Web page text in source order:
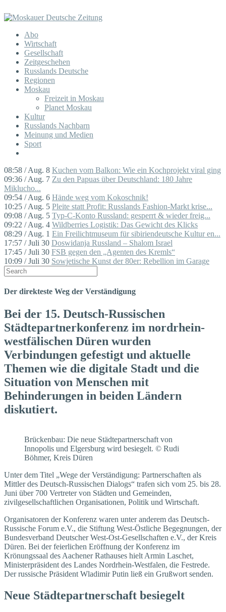
Abo
Wirtschaft
Gesellschaft
Zeitgeschehen
Russlands Deutsche
Regionen
Moskau
Freizeit in Moskau
Planet Moskau
Kultur
Russlands Nachbarn
Meinung und Medien
Sport
08:58 / Aug. 8 Kuchen vom Balkon: Wie ein Kochprojekt viral ging
09:36 / Aug. 7 Zu den Papuas über Deutschland: 180 Jahre
Miklucho...
09:54 / Aug. 6 Hände weg vom Kokoschnik!
10:25 / Aug. 5 Pleite statt Profit: Russlands Fashion-Markt krise...
09:08 / Aug. 5 Typ-C-Konto Russland: gesperrt & wieder freig...
09:22 / Aug. 4 Wildberries Logistik: Das Gewicht des Klicks
08:29 / Aug. 1 Ein Freilichtmuseum für sibiriendeutsche Kultur en...
17:57 / Juli 30 Doswidanja Russland – Shalom Israel
17:45 / Juli 30 FSB gegen den „Agenten des Kremls“
10:09 / Juli 30 Sowjetische Kunst der 80er: Rebellion im Garage
Der direkteste Weg der Verständigung
Bei der 15. Deutsch-Russischen
Städtepartnerkonferenz im nordrhein-
westfälischen Düren wurden
Verbindungen gefestigt und aktuelle
Themen wie die digitale Stadt und die
Situation von Menschen mit
Behinderungen in beiden Ländern
diskutiert.
Brückenbau: Die neue Städtepartnerschaft von
Innopolis und Elgersburg wird besiegelt. © Rudi
Böhmer, Kreis Düren
Unter dem Titel „Wege der Verständigung: Partnerschaften als
Mittler des Deutsch-Russischen Dialogs“ trafen sich vom 25. bis 28.
Juni über 700 Vertreter von Städten und Gemeinden,
zivilgesellschaftlichen Organisationen, Politik und Wirtschaft.
Organisatoren der Konferenz waren unter anderem das Deutsch-
Russische Forum e.V., die Stiftung West-Östliche Begegnungen, der
Bundesverband Deutscher West-Ost-Gesellschaften e.V., der Kreis
Düren. Bei der feierlichen Eröffnung der Konferenz im
Krönungssaal des Aachener Rathauses hielt Armin Laschet,
Ministerpräsident des Landes Nordrhein-Westfalen, die Festrede.
Der russische Präsident Wladimir Putin ließ ein Grußwort senden.
Neue Städtepartnerschaft besiegelt